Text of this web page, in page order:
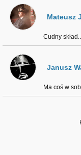
Mateusz
Cudny
Janusz
Ma coś w